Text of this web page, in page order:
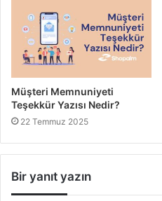
Müşteri Memnuniyeti
Teşekkür Yazısı Nedir?
22 Temmuz 2025
Bir yanıt yazın